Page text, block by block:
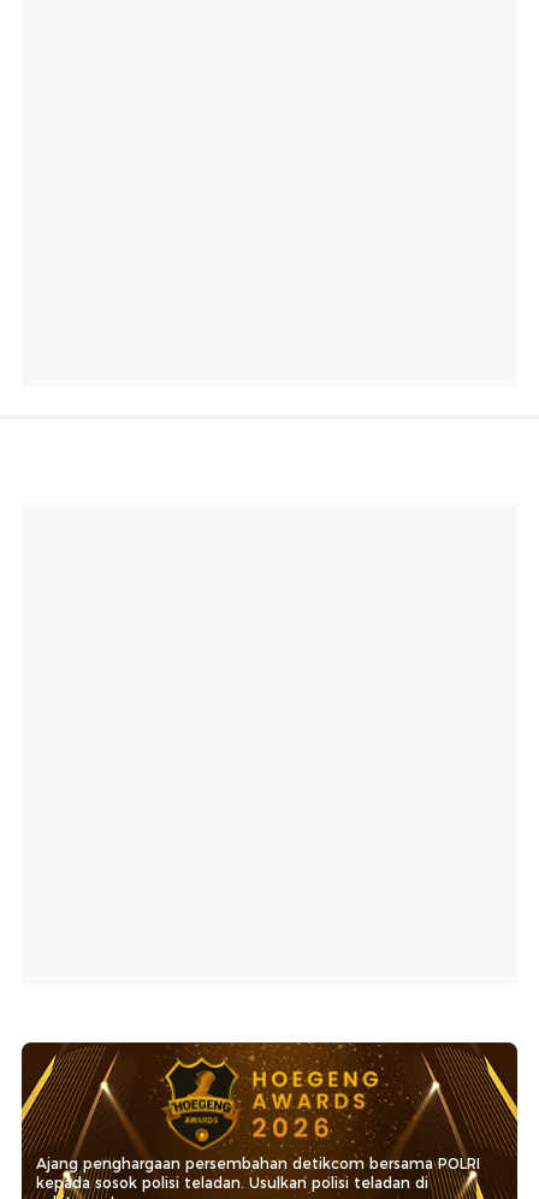
Ajang penghargaan persembahan detikcom bersama POLRI
kepada sosok polisi teladan. Usulkan polisi teladan di